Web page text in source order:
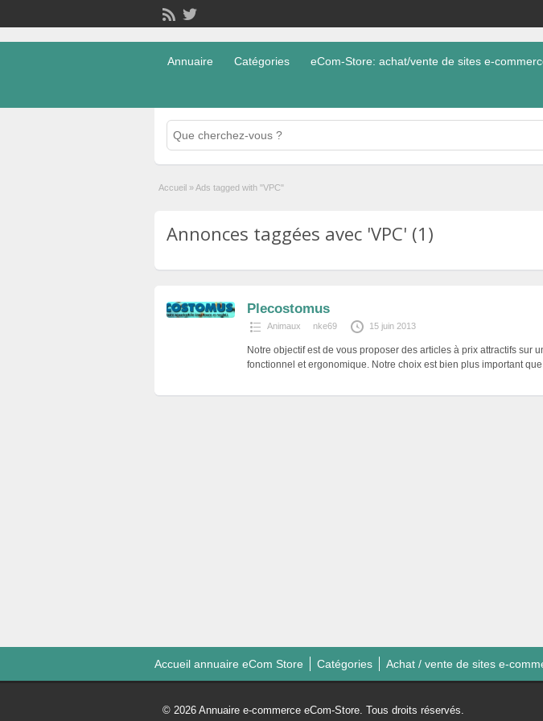
Annuaire Catégories eCom-Store: achat/vente de sites e-
Accueil »Ads tagged with "VPC"
Annonces taggées avec 'VPC' (1)
Plecostomus
Animaux nke69 15 juin 2013
Notre objectif est de vous proposer des articles à prix attractifs sur
fonctionnel et ergonomique. Notre choix est bien plus important que
Accueil annuaire eCom Store Catégories Achat / vente de sites e-
© 2026 Annuaire e-commerce eCom-Store. Tous droits réservés.